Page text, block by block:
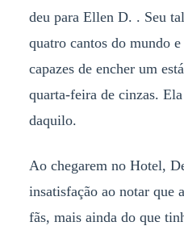
deu para Ellen D. . Seu
quatro cantos do mundo
capazes de encher um
quarta-feira de cinzas.
daquilo.
Ao chegarem no Hotel,
insatisfação ao notar que
fãs, mais ainda do que